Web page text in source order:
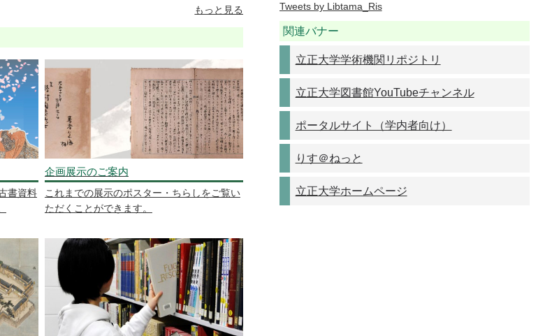
もっと見る
書資料
企画展示のご案内
これまでの展示のポスター・ちらしをご覧い
ただくことができます。
Tweets by Libtama_Ris
関連バナー
立正大学学術機関リポジトリ
立正大学図書館YouTubeチャンネル
ポータルサイト（学内者向け）
りす＠ねっと
立正大学ホームページ